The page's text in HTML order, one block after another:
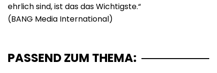
ehrlich sind, ist das das Wichtigste.“
PASSEND ZUM THEMA: